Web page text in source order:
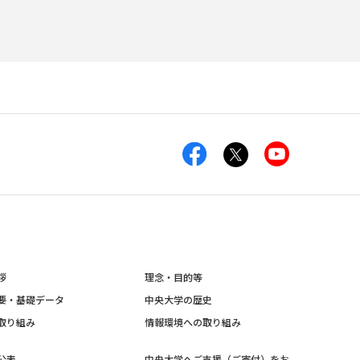
理念・目的等
・基礎データ
中央大学の歴史
り組み
情報環境への取り組み